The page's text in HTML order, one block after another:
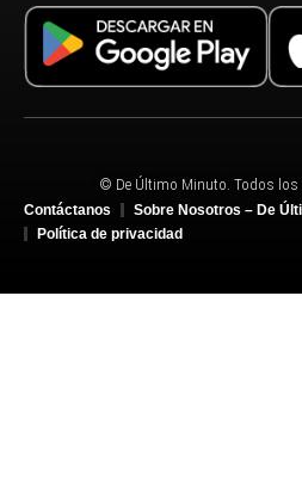
© De Último Minuto. Todos los
Contáctanos
Sobre Nosotros – De
Política de privacidad